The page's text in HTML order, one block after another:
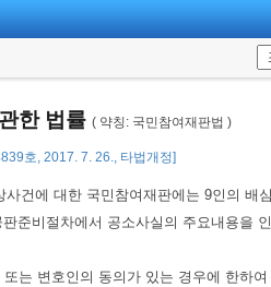
한 법률 ( 약칭: 국민참여재판법 )
호, 2017. 7. 26., 타법개정]
의 인정, 법령의 적용 및 형의 양정에
여서는 아니 된다.
건에 대한 국민참여재판에는 9인의 배
준비절차에서 공소사실의 주요내용을
변호인의 동의가 있는 경우에 한하